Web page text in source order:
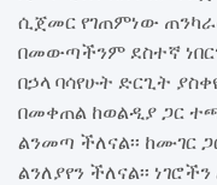
ሲጀመር የገጠምነው
በመውጣችንም ደስተኛ
በኃላ ባሳየሁት ድርጊት
በመቀጠል ከወልዲያ ጋር
ልንመጣ ችለናል፡፡ ከሙገር
ልንለያየን ችለናል፡፡